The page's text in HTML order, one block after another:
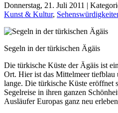
Donnerstag, 21. Juli 2011 |
Kunst & Kultur,
Segeln in der türkischen Ägäis
Die türkische Küste der Ägäis ist
Ort. Hier ist das Mittelmeer tiefblau
lange. Die türkische Küste eröffnet
Segelreise in ihren ganzen
Ausläufer Europas ganz neu